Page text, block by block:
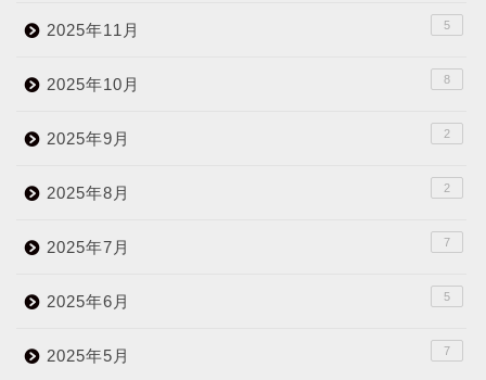
2025年11月 5
2025年10月 8
2025年9月 2
2025年8月 2
2025年7月 7
2025年6月 5
2025年5月 7